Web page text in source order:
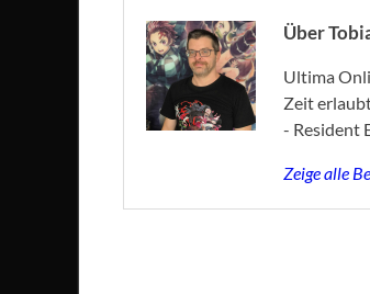
Über
Ultima
Zeit
- Resident
Zeige alle